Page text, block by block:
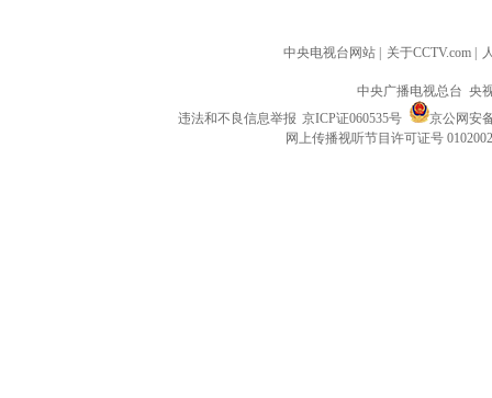
中央电视台网站 关于CCTV.com
中央广播电视总台 央
违法和不良信息举报 京ICP证060535号
京公网安
网上传播视听节目许可证号